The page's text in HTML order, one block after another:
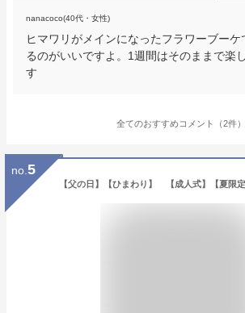
nanacoco(40代・女性)
ヒマワリがメインになったフラワーブー
るのがいいですよ。1週間はそのままで楽
す
全てのおすすめコメント（2件）
no. 5